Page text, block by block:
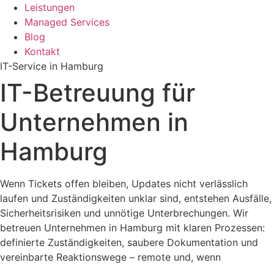
Leistungen
Managed Services
Blog
Kontakt
IT-Service in Hamburg
IT-Betreuung für
Unternehmen in
Hamburg
Wenn Tickets offen bleiben, Updates nicht verlässlich
laufen und Zuständigkeiten unklar sind, entstehen Ausfälle,
Sicherheitsrisiken und unnötige Unterbrechungen. Wir
betreuen Unternehmen in Hamburg mit klaren Prozessen:
definierte Zuständigkeiten, saubere Dokumentation und
vereinbarte Reaktionswege – remote und, wenn